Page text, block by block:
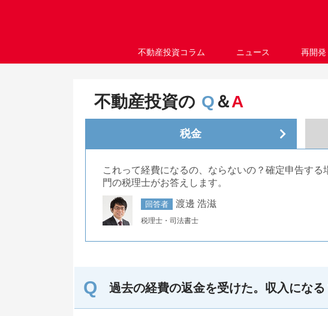
不動産投資コラム ニュース 再開発
不動産投資の Q＆A
税金
これって経費になるの、ならないの？確定申告す
門の税理士がお答えします。
回答者 渡邊 浩滋
税理士・司法書士
過去の経費の返金を受けた。収入にな